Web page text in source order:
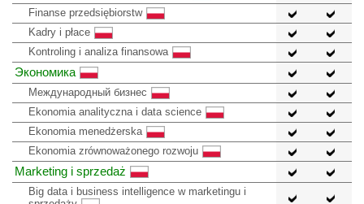
Finanse przedsiębiorstw
Kadry i płace
Kontroling i analiza finansowa
Экономика
Международный бизнес
Ekonomia analityczna i data science
Ekonomia menedżerska
Ekonomia zrównoważonego rozwoju
Marketing i sprzedaż
Big data i business intelligence w marketingu i